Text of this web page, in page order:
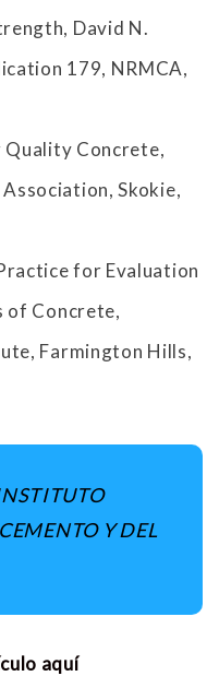
David N.
179, NRMCA,
Concrete,
Skokie,
for Evaluation
of Concrete,
Farmington Hills,
Y DEL
aquí